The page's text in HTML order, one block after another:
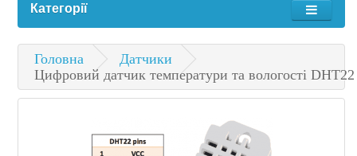
Категорії
Головна
Датчики
Цифровий датчик температури та вологості DHT22